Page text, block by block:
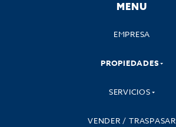
MENU
EMPRESA
PROPIEDADES
SERVICIOS
VENDER / TRASPASAR